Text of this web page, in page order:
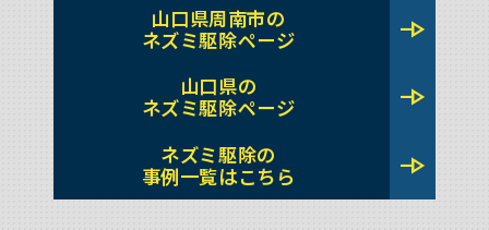
山口県周南市の
ネズミ駆除ページ
line_end_arrow
山口県の
ネズミ駆除ページ
line_end_arrow
ネズミ駆除の
事例一覧はこちら
line_end_arrow